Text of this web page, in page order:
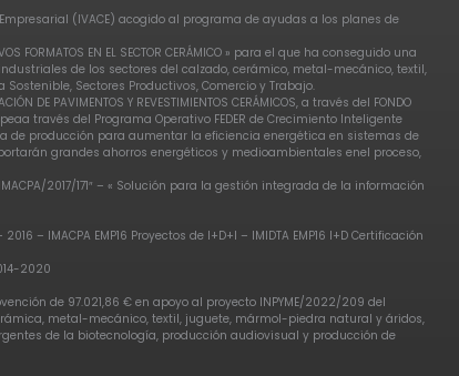
(IVACE) acogido al programa de ayudas a los planes de
FORMATOS EN EL SECTOR CERÁMICO » para el que ha conseguido una
de los sectores del calzado, cerámico, metal-mecánico, textil,
Sectores Productivos, Comercio y Trabajo.
DE PAVIMENTOS Y REVESTIMIENTOS CERÁMICOS, a través del FONDO
través del Programa Operativo FEDER de Crecimiento Inteligente
de producción para aumentar la eficiencia energética en sistemas de
grandes ahorros energéticos y medioambientales enel proceso,
2017/171″ – « Solución para la gestión integrada de la información
IMACPA EMP16 Proyectos de I+D+I – IMIDTA EMP16 I+D Certificación
2020
de 97.021,86 € en apoyo al proyecto INPYME/2022/209 del
metal-mecánico, textil, juguete, mármol-piedra natural y áridos,
de la biotecnología, producción audiovisual y producción de